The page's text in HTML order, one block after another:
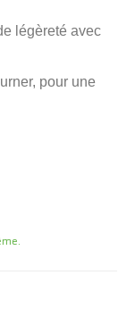
légèreté avec
pour une